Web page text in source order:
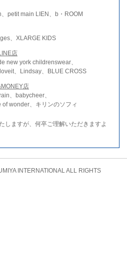
petit main LIEN、b・ROOM
、XLARGE KIDS
店
new york childrenswear、
、Lindsay、BLUE CROSS
店
、babycheer、
wonder、キリンのソフィ
しますが、何卒ご理解いただきますよ